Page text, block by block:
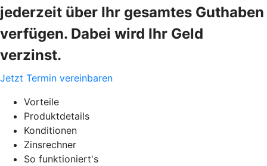
jederzeit über Ihr gesamtes Guthaben
verfügen. Dabei wird Ihr Geld
verzinst.
Jetzt Termin vereinbaren
Vorteile
Produktdetails
Konditionen
Zinsrechner
So funktioniert's